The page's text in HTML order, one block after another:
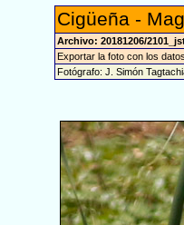
Cigüeña -
Archivo: 20181206/
Exportar la foto con los
Fotógrafo: J. Simón